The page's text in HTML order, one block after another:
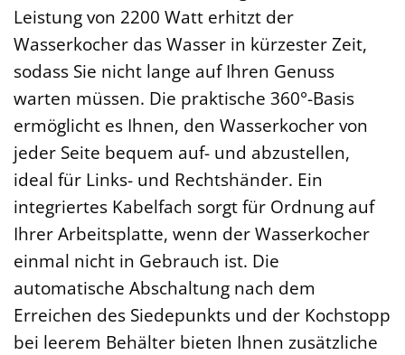
Leistung von 2200 Watt erhitzt der
Wasserkocher das Wasser in kürzester Zeit,
sodass Sie nicht lange auf Ihren Genuss
warten müssen. Die praktische 360°-Basis
ermöglicht es Ihnen, den Wasserkocher von
jeder Seite bequem auf- und abzustellen,
ideal für Links- und Rechtshänder. Ein
integriertes Kabelfach sorgt für Ordnung auf
Ihrer Arbeitsplatte, wenn der Wasserkocher
einmal nicht in Gebrauch ist. Die
automatische Abschaltung nach dem
Erreichen des Siedepunkts und der Kochstopp
bei leerem Behälter bieten Ihnen zusätzliche